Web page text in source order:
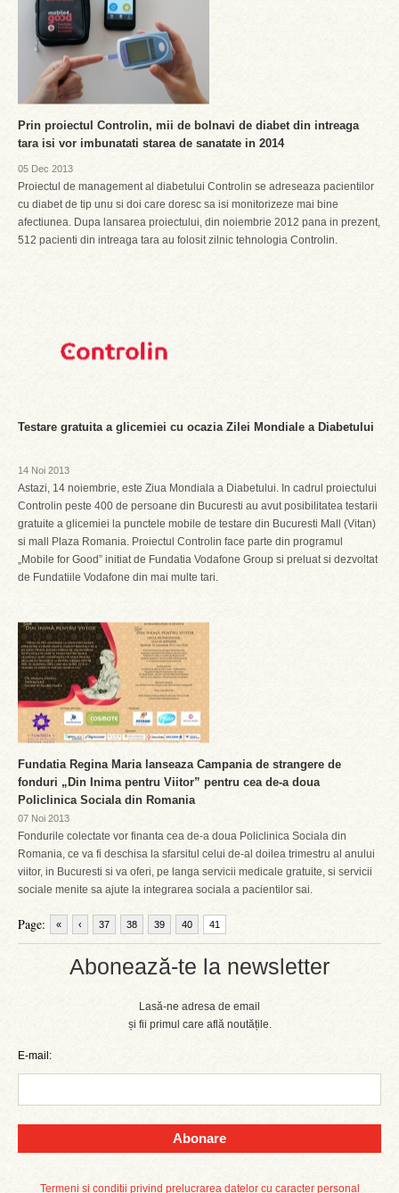
Abonează-te la newsletter
Lasă-ne adresa de email
și fii primul care află noutățile.
E-mail:
Abonare
Termeni și condiții privind prelucrarea datelor cu caracter personal
Prin proiectul Controlin, mii de bolnavi de diabet din intreaga
tara isi vor imbunatati starea de sanatate in 2014
05 Dec 2013
Proiectul de management al diabetului Controlin se adreseaza pacientilor
cu diabet de tip unu si doi care doresc sa isi monitorizeze mai bine
afectiunea. Dupa lansarea proiectului, din noiembrie 2012 pana in prezent,
512 pacienti din intreaga tara au folosit zilnic tehnologia Controlin.
Testare gratuita a glicemiei cu ocazia Zilei Mondiale a Diabetului
14 Noi 2013
Astazi, 14 noiembrie, este Ziua Mondiala a Diabetului. In cadrul proiectului
Controlin peste 400 de persoane din Bucuresti au avut posibilitatea testarii
gratuite a glicemiei la punctele mobile de testare din Bucuresti Mall (Vitan)
si mall Plaza Romania. Proiectul Controlin face parte din programul
„Mobile for Good” initiat de Fundatia Vodafone Group si preluat si dezvoltat
de Fundatiile Vodafone din mai multe tari.
Fundatia Regina Maria lanseaza Campania de strangere de
fonduri „Din Inima pentru Viitor” pentru cea de-a doua
Policlinica Sociala din Romania
07 Noi 2013
Fondurile colectate vor finanta cea de-a doua Policlinica Sociala din
Romania, ce va fi deschisa la sfarsitul celui de-al doilea trimestru al anului
viitor, in Bucuresti si va oferi, pe langa servicii medicale gratuite, si servicii
sociale menite sa ajute la integrarea sociala a pacientilor sai.
Page: « ‹ 37 38 39 40 41